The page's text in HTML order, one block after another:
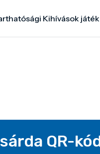
Kihívások játék